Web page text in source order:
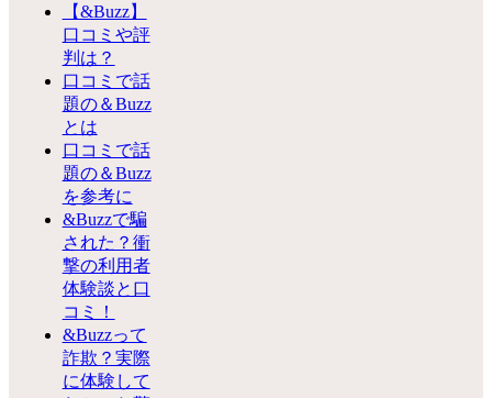
【&Buzz】
口コミや評
判は？
口コミで話
題の＆Buzz
とは
口コミで話
題の＆Buzz
を参考に
&Buzzで騙
された？衝
撃の利用者
体験談と口
コミ！
&Buzzって
詐欺？実際
に体験して